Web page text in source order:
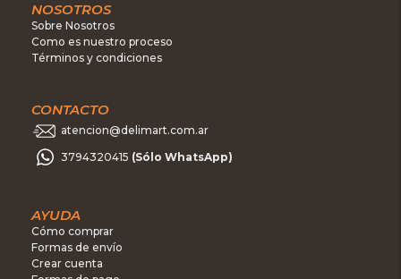
NOSOTROS
Sobre Nosotros
Como es nuestro proceso
Términos y condiciones
CONTACTO
atencion@delimart.com.ar
3794320415 (Sólo WhatsApp)
AYUDA
Cómo comprar
Formas de envío
Crear cuenta